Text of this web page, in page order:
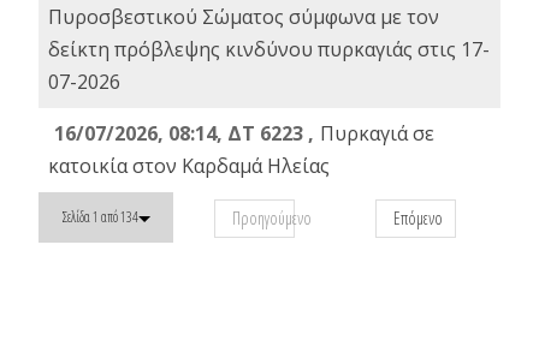
Πυροσβεστικού Σώματος σύμφωνα με τον
δείκτη πρόβλεψης κινδύνου πυρκαγιάς στις 17-
07-2026
16/07/2026, 08:14, ΔΤ 6223 , Πυρκαγιά σε
κατοικία στον Καρδαμά Ηλείας
Σελίδα 1 από 134 Προηγούμενο Επόμενο